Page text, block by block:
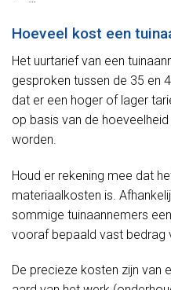
Hoeveel kost een
Het uurtarief van een
gesproken tussen de 35 en
dat er een hoger of lager
op basis van de
worden.
Houd er rekening mee dat
materiaalkosten is.
sommige tuinaannemers
vooraf bepaald vast bedrag
De precieze kosten zijn van